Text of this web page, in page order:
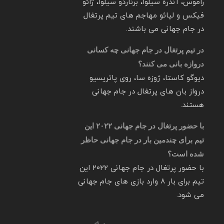
راموس، آندره سیلوا، برناردو سیلوا، ژائو
فیکس و لیائو مهاجم های تیم پرتغال
در جام جهانی می باشند.
در تیم پرتغال در جام جهانی چه کسانی
دروازه بانی می کنند؟
دیوگو کاستا، ژوزه سا، روی پاتریسیو
درواز بان های پرتغال در جام جهانی
هستند.
با حضور پرتغال در جام جهانی ۲۰۲۲ این
تیم برای چندمین بار در جام جهانی حاظر
شده است؟
با حضور پرتغال در جام جهانی ۲۰۲۲ این
تیم برای بار ۸ وارد بازی های جام جهانی
می شود.